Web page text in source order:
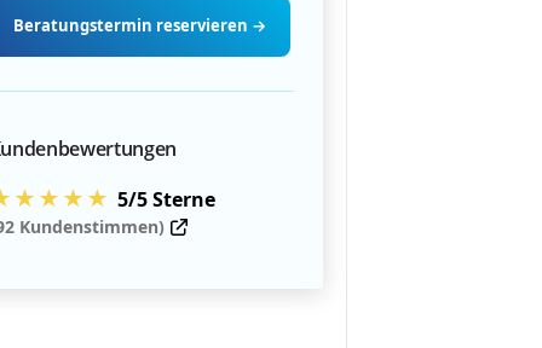
Beratungstermin reservieren →
5/5 Sterne
Kundenstimmen)